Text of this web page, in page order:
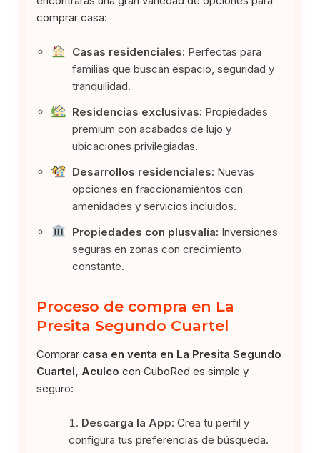
comprar casa:
Casas residenciales: Perfectas para
familias que buscan espacio, seguridad y
tranquilidad.
Residencias exclusivas: Propiedades
premium con acabados de lujo y
ubicaciones privilegiadas.
Desarrollos residenciales: Nuevas
opciones en fraccionamientos con
amenidades y servicios incluidos.
Propiedades con plusvalía: Inversiones
seguras en zonas con crecimiento
constante.
Proceso de compra en La
Presita Segundo Cuartel
Comprar casa en venta en La Presita Segundo
Cuartel, Aculco con CuboRed es simple y
seguro:
Descarga la App: Crea tu perfil y
configura tus preferencias de búsqueda.